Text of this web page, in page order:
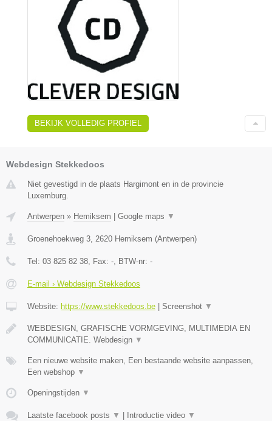
BEKIJK VOLLEDIG PROFIEL
Webdesign Stekkedoos
Niet gevestigd in de plaats Hargimont en in de provincie
Luxemburg.
Antwerpen » Hemiksem Google maps ▼
Groenehoekweg 3, 2620 Hemiksem (Antwerpen)
Tel: 03 825 82 38, Fax: -, BTW-nr: -
E-mail › Webdesign Stekkedoos
Website: https://www.stekkedoos.be Screenshot ▼
WEBDESIGN, GRAFISCHE VORMGEVING, MULTIMEDIA EN
COMMUNICATIE. Webdesign ▼
Een nieuwe website maken, Een bestaande website aanpassen,
Een webshop ▼
Openingstijden ▼
Laatste facebook posts ▼ Introductie video ▼